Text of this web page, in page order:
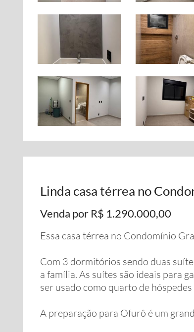
Linda casa térrea no
Venda por R$ 1.290.000,00
Essa casa térrea no Condomínio
Com 3 dormitórios sendo duas
a família. As suítes são ideais para
ser usado como quarto de
A preparação para Ofurô é um